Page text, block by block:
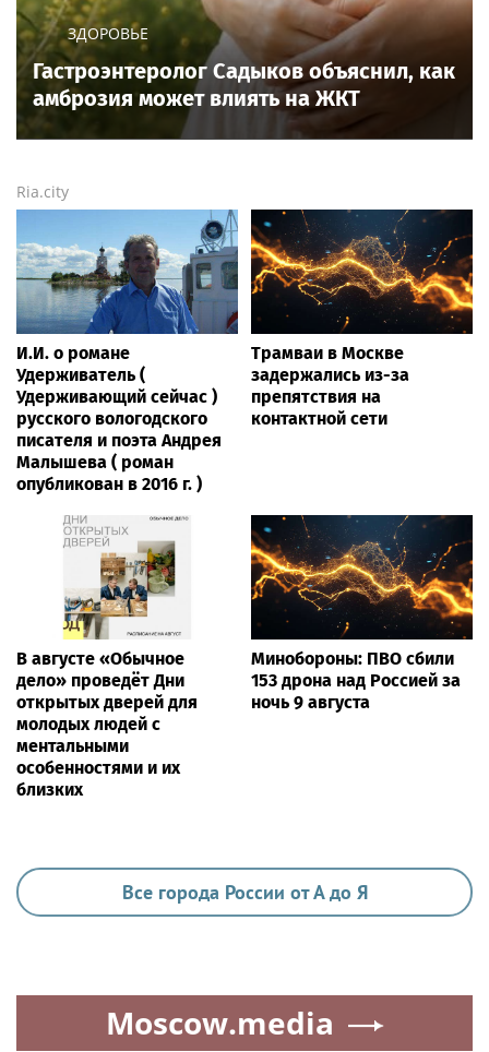
ЗДОРОВЬЕ
Гастроэнтеролог Садыков объяснил, как
амброзия может влиять на ЖКТ
Ria.city
И.И. о романе
Удерживатель (
Удерживающий сейчас )
русского вологодского
писателя и поэта Андрея
Малышева ( роман
опубликован в 2016 г. )
Трамваи в Москве
задержались из-за
препятствия на
контактной сети
В августе «Обычное
дело» проведёт Дни
открытых дверей для
молодых людей с
ментальными
особенностями и их
близких
Минобороны: ПВО сбили
153 дрона над Россией за
ночь 9 августа
Все города России от А до Я
Moscow.media